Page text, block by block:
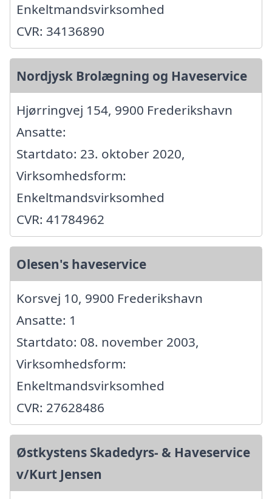
Enkeltmandsvirksomhed
CVR: 34136890
Nordjysk Brolægning og Haveservice
Hjørringvej 154, 9900 Frederikshavn
Ansatte:
Startdato: 23. oktober 2020,
Virksomhedsform:
Enkeltmandsvirksomhed
CVR: 41784962
Olesen's haveservice
Korsvej 10, 9900 Frederikshavn
Ansatte: 1
Startdato: 08. november 2003,
Virksomhedsform:
Enkeltmandsvirksomhed
CVR: 27628486
Østkystens Skadedyrs- & Haveservice
v/Kurt Jensen